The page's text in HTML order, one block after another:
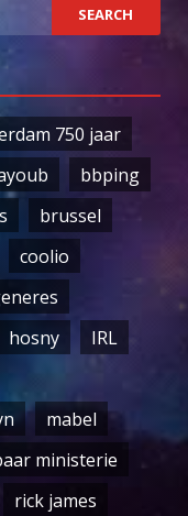
750 jaar
bbping
brussel
coolio
hosny
IRL
mabel
ministerie
rick james